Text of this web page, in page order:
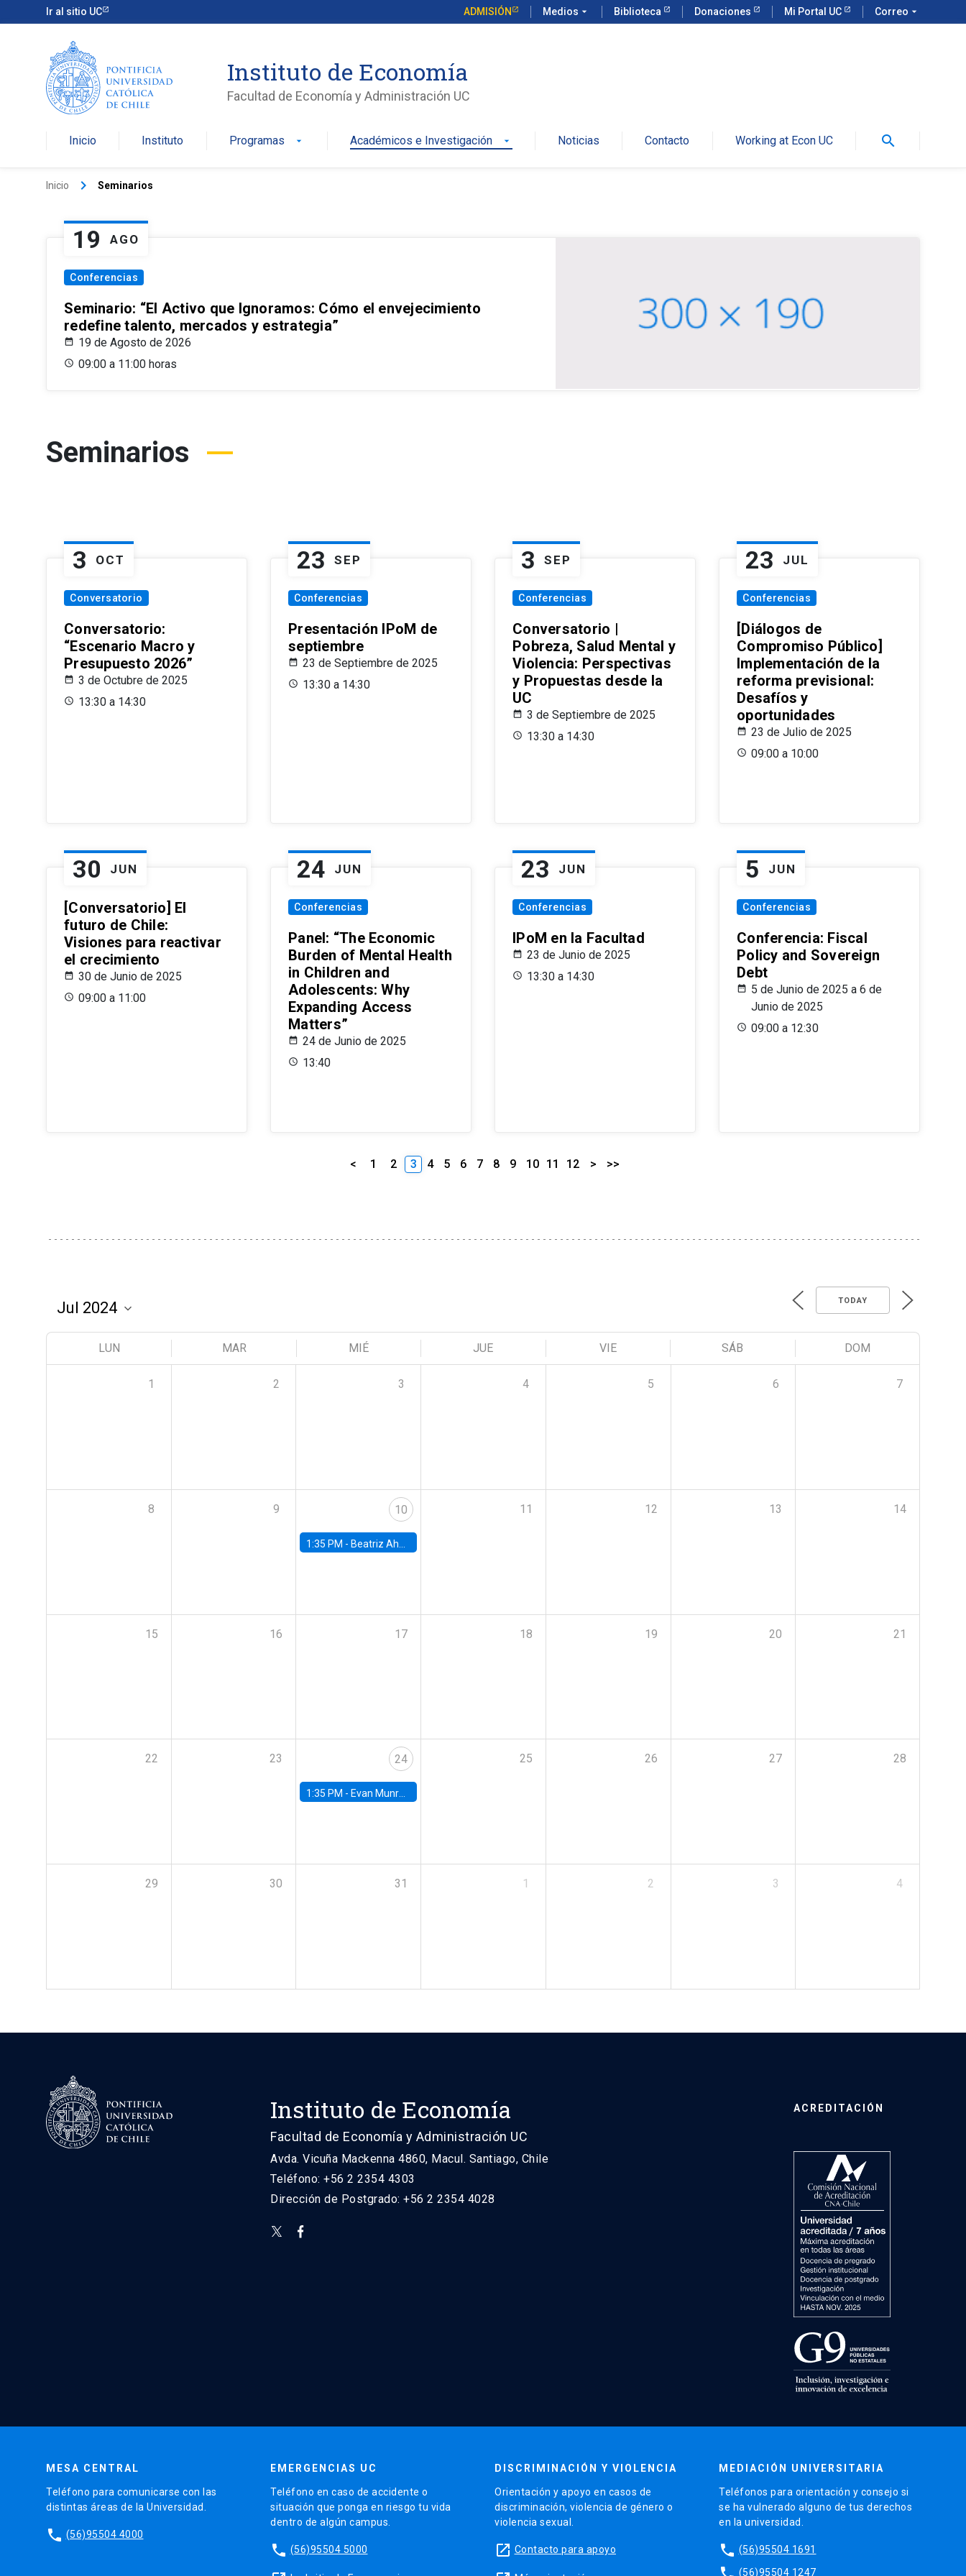
Ir al sitio UC ADMISIÓN Medios arrow_drop_down Biblioteca Donaciones Mi Portal UC Correo arrow_drop_down
Instituto de Economía
Facultad de Economía y Administración UC
Inicio Instituto Programas arrow_drop_down Académicos e Investigación arrow_drop_down Noticias Contacto Working at Econ UC search
Inicio keyboard_arrow_right Seminarios
19 AGO
Conferencias
Seminario: “El Activo que Ignoramos: Cómo el envejecimiento
redefine talento, mercados y estrategia”
19 de Agosto de 2026
09:00 a 11:00 horas
Seminarios
3 OCT
Conversatorio
Conversatorio:
“Escenario Macro y
Presupuesto 2026”
3 de Octubre de 2025
13:30 a 14:30
23 SEP
Conferencias
Presentación IPoM de
septiembre
23 de Septiembre de 2025
13:30 a 14:30
3 SEP
Conferencias
Conversatorio |
Pobreza, Salud Mental y
Violencia: Perspectivas
y Propuestas desde la
UC
3 de Septiembre de 2025
13:30 a 14:30
23 JUL
Conferencias
[Diálogos de
Compromiso Público]
Implementación de la
reforma previsional:
Desafíos y
oportunidades
23 de Julio de 2025
09:00 a 10:00
30 JUN
[Conversatorio] El
futuro de Chile:
Visiones para reactivar
el crecimiento
30 de Junio de 2025
09:00 a 11:00
24 JUN
Conferencias
Panel: “The Economic
Burden of Mental Health
in Children and
Adolescents: Why
Expanding Access
Matters”
24 de Junio de 2025
13:40
23 JUN
Conferencias
IPoM en la Facultad
23 de Junio de 2025
13:30 a 14:30
5 JUN
Conferencias
Conferencia: Fiscal
Policy and Sovereign
Debt
5 de Junio de 2025 a 6 de
Junio de 2025
09:00 a 12:30
< 1 2 3 4 5 6 7 8 9 10 11 12 > >>
TODAY
LUN MAR MIÉ JUE VIE SÁB DOM
1 2 3 4 5 6 7
8 9 10
1:35 PM - Beatriz Ahumada, PhD candidate, Universidad de Pittsburgh
11 12 13 14
15 16 17 18 19 20 21
22 23 24
1:35 PM - Evan Munro, Neyman Visiting Assistant Professor in the Department of Statistics at UC Berkeley
25 26 27 28
29 30 31 1 2 3 4
Instituto de Economía
Facultad de Economía y Administración UC
Avda. Vicuña Mackenna 4860, Macul. Santiago, Chile
Teléfono: +56 2 2354 4303
Dirección de Postgrado: +56 2 2354 4028
ACREDITACIÓN
MESA CENTRAL
Teléfono para comunicarse con las
distintas áreas de la Universidad.
phone (56)95504 4000
EMERGENCIAS UC
Teléfono en caso de accidente o
situación que ponga en riesgo tu vida
dentro de algún campus.
phone (56)95504 5000
DISCRIMINACIÓN Y VIOLENCIA
Orientación y apoyo en casos de
discriminación, violencia de género o
violencia sexual.
launch Contacto para apoyo
MEDIACIÓN UNIVERSITARIA
Teléfonos para orientación y consejo si
se ha vulnerado alguno de tus derechos
en la universidad.
phone (56)95504 1691
(56)95504 1247